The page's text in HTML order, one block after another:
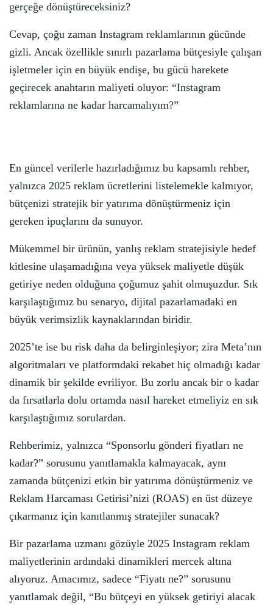
gerçeğe dönüştüreceksiniz?
Cevap, çoğu zaman Instagram reklamlarının gücünde
gizli. Ancak özellikle sınırlı pazarlama bütçesiyle çalışan
işletmeler için en büyük endişe, bu gücü harekete
geçirecek anahtarın maliyeti oluyor: “Instagram
reklamlarına ne kadar harcamalıyım?”
En güncel verilerle hazırladığımız bu kapsamlı rehber,
yalnızca 2025 reklam ücretlerini listelemekle kalmıyor,
bütçenizi stratejik bir yatırıma dönüştürmeniz için
gereken ipuçlarını da sunuyor.
Mükemmel bir ürünün, yanlış reklam stratejisiyle hedef
kitlesine ulaşamadığına veya yüksek maliyetle düşük
getiriye neden olduğuna çoğumuz şahit olmuşuzdur. Sık
karşılaştığımız bu senaryo, dijital pazarlamadaki en
büyük verimsizlik kaynaklarından biridir.
2025’te ise bu risk daha da belirginleşiyor; zira Meta’nın
algoritmaları ve platformdaki rekabet hiç olmadığı kadar
dinamik bir şekilde evriliyor. Bu zorlu ancak bir o kadar
da fırsatlarla dolu ortamda nasıl hareket etmeliyiz en sık
karşılaştığımız sorulardan.
Rehberimiz, yalnızca “Sponsorlu gönderi fiyatları ne
kadar?” sorusunu yanıtlamakla kalmayacak, aynı
zamanda bütçenizi etkin bir yatırıma dönüştürmeniz ve
Reklam Harcaması Getirisi’nizi (ROAS) en üst düzeye
çıkarmanız için kanıtlanmış stratejiler sunacak?
Bir pazarlama uzmanı gözüyle 2025 Instagram reklam
maliyetlerinin ardındaki dinamikleri mercek altına
alıyoruz. Amacımız, sadece “Fiyatı ne?” sorusunu
yanıtlamak değil, “Bu bütçeyi en yüksek getiriyi alacak